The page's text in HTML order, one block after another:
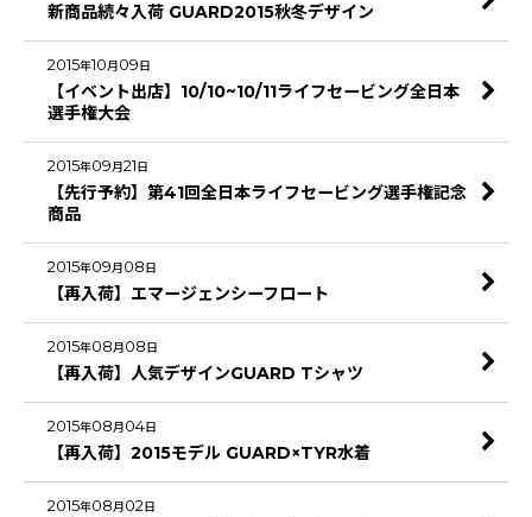
新商品続々入荷 GUARD2015秋冬デザイン
2015年10月 09 日
【イベント出店】10/10~10/11ライフセービング全日本
選手権大会
2015年09月21 日
【先行予約】第41回全日本ライフセービング選手権記念
商品
2015年09月 08 日
【再入荷】エマージェンシーフロート
2015年08月 08 日
【再入荷】人気デザインGUARD Tシャツ
2015年08月 04日
【再入荷】2015モデル GUARD×TYR水着
2015年08月 02日